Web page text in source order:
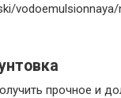
прочное и